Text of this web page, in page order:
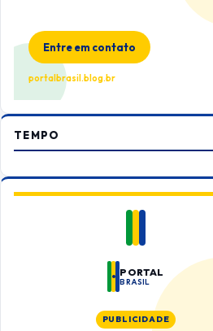
Entre em contato
portalbrasil.blog.br
TEMPO
PORTAL
BRASIL
PUBLICIDADE